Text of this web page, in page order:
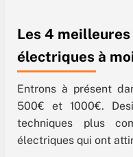
Les 4
électriques à
Entrons à présent
500€ et 1000€.
techniques plus
électriques qui ont